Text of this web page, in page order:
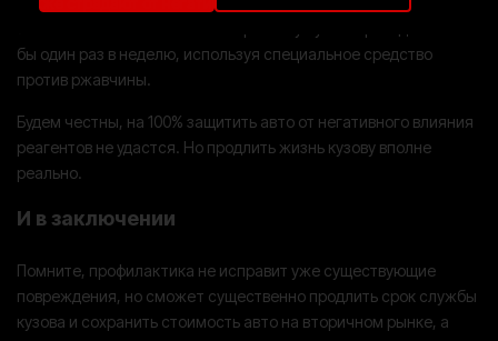
бы один раз в неделю, используя специальное средство
против ржавчины.
Будем честны, на 100% защитить авто от негативного влияния
реагентов не удастся. Но продлить жизнь кузову вполне
реально.
И в заключении
Помните, профилактика не исправит уже существующие
повреждения, но сможет существенно продлить срок службы
кузова и сохранить стоимость авто на вторичном рынке, а